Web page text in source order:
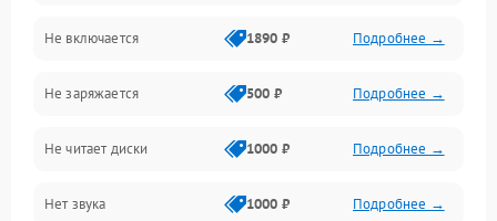
Сеть и онлайн
Геймпады и аксессуары
Разъёмы и корпус
Питание и электрика
Не включается 1890 ₽ Подробнее →
Не заряжается 500 ₽ Подробнее →
Не читает диски 1000 ₽ Подробнее →
Нет звука 1000 ₽ Подробнее →